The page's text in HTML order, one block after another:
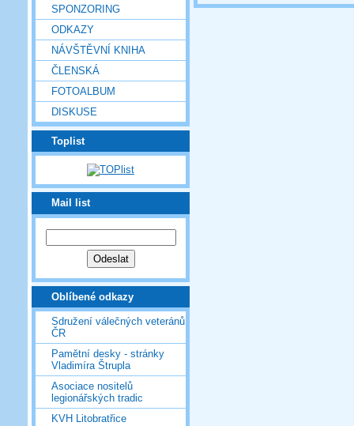
SPONZORING
ODKAZY
NÁVŠTĚVNÍ KNIHA
ČLENSKÁ
FOTOALBUM
DISKUSE
Toplist
Mail list
Oblíbené odkazy
Sdružení válečných veteránů
ČR
Pamětní desky - stránky
Vladimíra Štrupla
Asociace nositelů
legionářských tradic
KVH Litobratřice